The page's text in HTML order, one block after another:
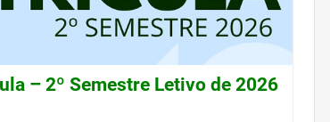
– 2º Semestre Letivo de 2026